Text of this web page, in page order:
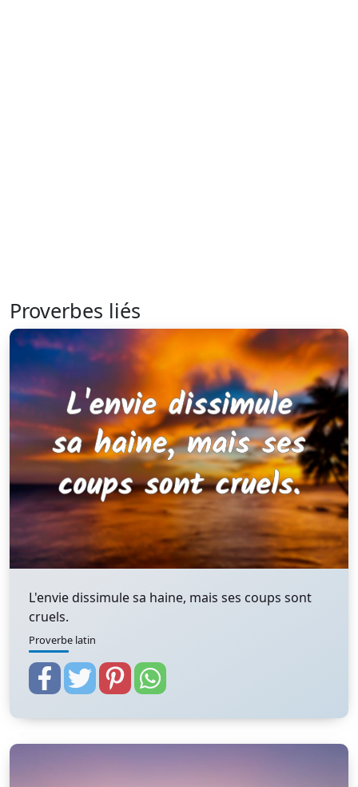
Proverbes liés
L'envie dissimule sa haine, mais ses coups sont
cruels.
Proverbe latin